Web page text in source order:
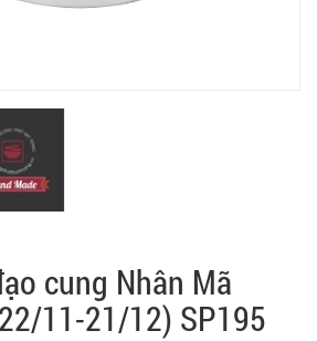
cung Nhân Mã
11-21/12) SP195